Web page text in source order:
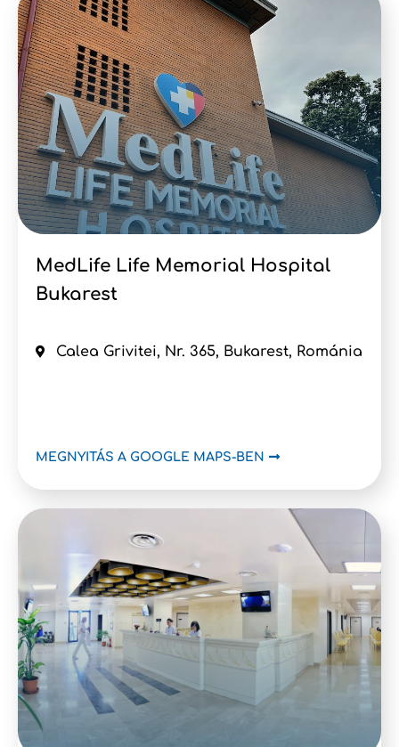
MedLife Life Memorial Hospital
Bukarest
Calea Grivitei, Nr. 365, Bukarest, Románia
MEGNYITÁS A GOOGLE MAPS-BEN